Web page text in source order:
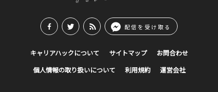
配信を受け取る
キャリアハックについて サイトマップ お問合わせ
個人情報の取り扱いについて 利用規約 運営会社